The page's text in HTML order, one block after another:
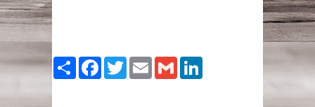
PaylaşFacebook
TwitterEmailGmail